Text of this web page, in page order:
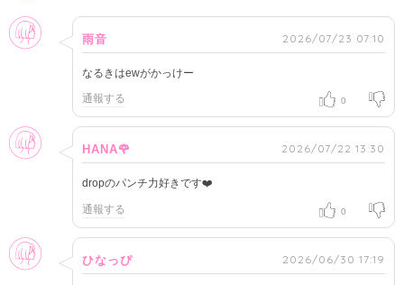
女性
雨音 2026/07/23 07:10
なるきはewがかっけー
通報する 0
女性
HANA🌹 2026/07/22 13:30
dropのパンチ力好きです❤️
通報する 0
女性
ひなっぴ 2026/06/30 17:19